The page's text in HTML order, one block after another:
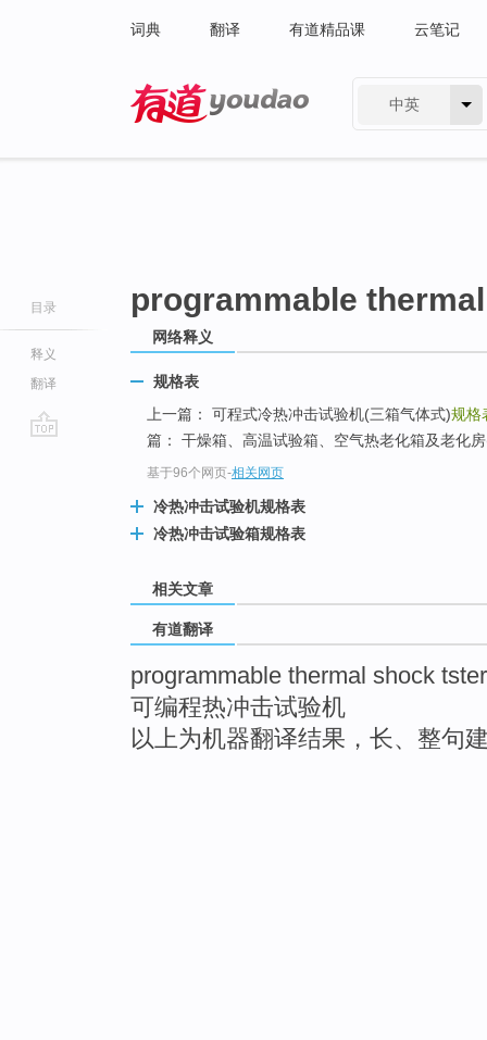
词典 翻译 有道精品课 云笔记
中英
目录
释义
翻译
programmable
网络释义
规格表
上一篇： 可程式冷热冲击试验机(三箱气体式)规格
篇： 干燥箱、高温试验箱、空气热老化箱及老化
基于96个网页-相关网页
冷热冲击试验机规格表
冷热冲击试验箱规格表
相关文章
有道翻译
programmable thermal shock tster
可编程热冲击试验机
以上为机器翻译结果，长、整句